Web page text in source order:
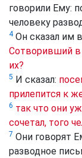
говорили Ему:
человеку
4Он сказал им
Сотворивший в
их?
5 И сказал:
прилепится к
6 так что они
сочетал, того
7 Они говорят
разводное